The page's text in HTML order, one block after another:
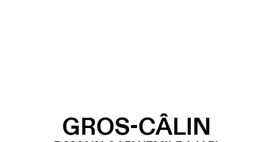
GROS-CÂLIN